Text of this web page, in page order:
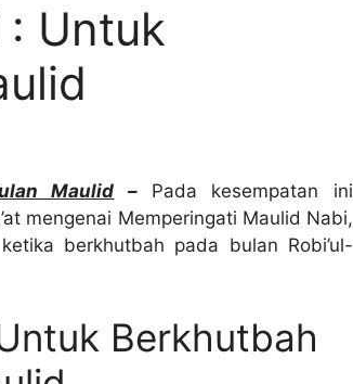
Untuk
Maulid –
Pada kesempatan ini
mengenai Memperingati Maulid Nabi,
berkhutbah pada bulan Robi’ul-
Berkhutbah